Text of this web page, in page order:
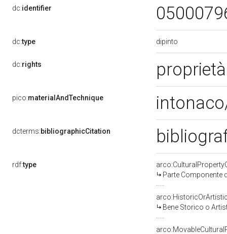
dc:identifier
dc:type dipinto
dc:rights
pico:materialAndTechnique
dcterms:bibliographicCitation
rdf:type
Parte Componente
Bene Storico o